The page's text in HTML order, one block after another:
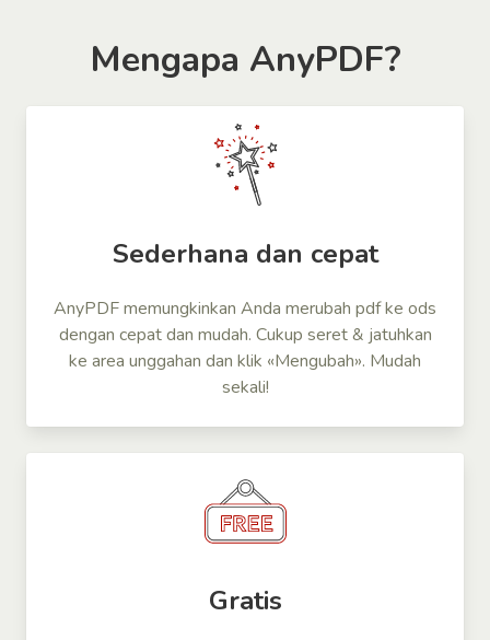
Mengapa AnyPDF?
Sederhana dan cepat
AnyPDF memungkinkan Anda merubah pdf ke ods
dengan cepat dan mudah. Cukup seret & jatuhkan
ke area unggahan dan klik «Mengubah». Mudah
sekali!
Gratis